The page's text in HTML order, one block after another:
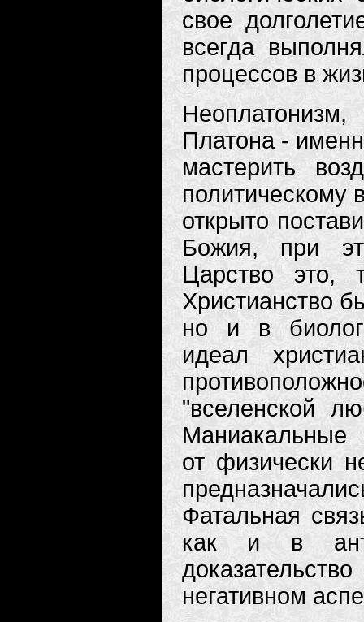
свое
всегда
процессов в
Платона -
мастерить
политическому
открыто
Божия, при
Царство
Христианство
но и в
идеал
"вселенской
Маниакальные
от физически
Фатальная
как и в
негативном